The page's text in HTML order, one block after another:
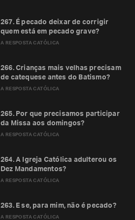
A RESPOSTA CATÓLICA
267. É pecado deixar de corrigir
quem está em pecado grave?
A RESPOSTA CATÓLICA
266. Crianças mais velhas precisam
de catequese antes do Batismo?
A RESPOSTA CATÓLICA
265. Por que precisamos participar
da Missa aos domingos?
A RESPOSTA CATÓLICA
264. A Igreja Católica adulterou os
Dez Mandamentos?
A RESPOSTA CATÓLICA
263. E se, para mim, não é pecado?